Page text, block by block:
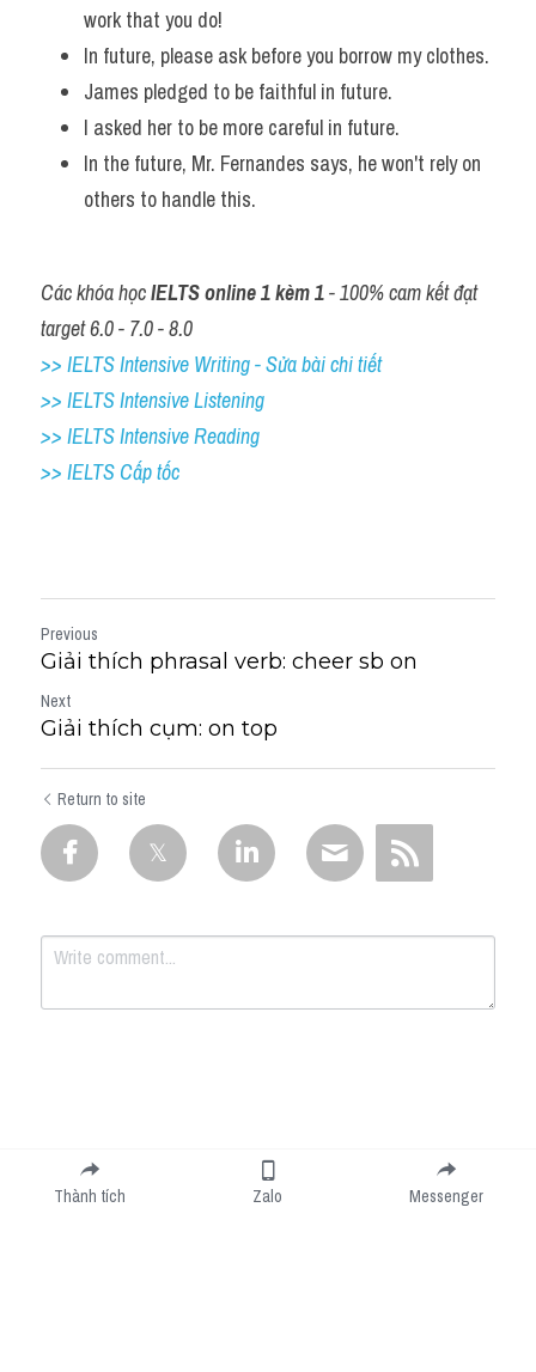
work that you do!
In future, please ask before you borrow my clothes.
James pledged to be faithful in future.
I asked her to be more careful in future.
In the future, Mr. Fernandes says, he won't rely on
others to handle this.
Các khóa học IELTS online 1 kèm 1 - 100% cam kết đạt
target 6.0 - 7.0 - 8.0
>> IELTS Intensive Writing - Sửa bài chi tiết
>> IELTS Intensive Listening
>> IELTS Intensive Reading
>> IELTS Cấp tốc
Previous
Giải thích phrasal verb: cheer sb on
Next
Giải thích cụm: on top
Return to site
Submit
Thành tích Zalo Messenger